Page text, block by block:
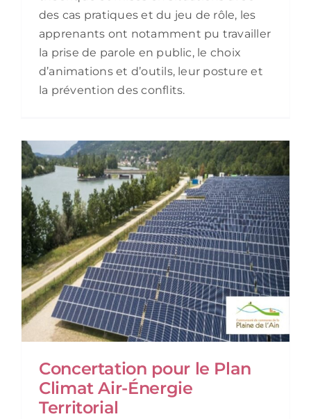
des cas pratiques et du jeu de rôle, les
apprenants ont notamment pu travailler
la prise de parole en public, le choix
d’animations et d’outils, leur posture et
la prévention des conflits.
Concertation pour le Plan
Climat Air-Énergie
Territorial